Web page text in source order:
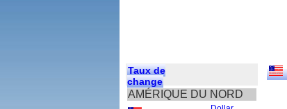
Taux de
change
AMÉRIQUE DU NORD